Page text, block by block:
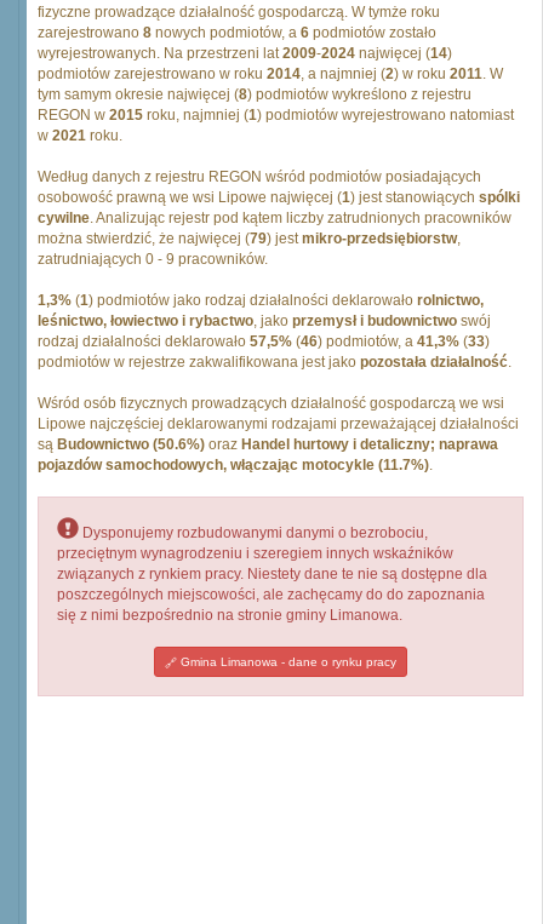
fizyczne prowadzące działalność gospodarczą. W tymże roku
zarejestrowano 8 nowych podmiotów, a 6 podmiotów zostało
wyrejestrowanych. Na przestrzeni lat2009-2024 najwięcej (14)
podmiotów zarejestrowano w roku 2014, a najmniej (2) w roku 2011. W
tym samym okresie najwięcej (8) podmiotów wykreślono z rejestru
REGON w 2015 roku, najmniej (1) podmiotów wyrejestrowano natomiast
w 2021 roku.
Według danych z rejestru REGON wśród podmiotów posiadających
osobowość prawną we wsi Lipowe najwięcej (1) jest stanowiących spólki
cywilne. Analizując rejestr pod kątem liczby zatrudnionych pracowników
można stwierdzić, że najwięcej (79) jestmikro-przedsiębiorstw,
zatrudniających 0 - 9 pracowników.
1,3% (1) podmiotów jako rodzaj działalności deklarowało rolnictwo,
leśnictwo, łowiectwo i rybactwo, jako przemysł i budownictwo swój
rodzaj działalności deklarowało 57,5% (46) podmiotów, a 41,3% (33)
podmiotów w rejestrze zakwalifikowana jest jako pozostała działalność.
Wśród osób fizycznych prowadzących działalność gospodarczą we wsi
Lipowe najczęściej deklarowanymi rodzajami przeważającej działalności
są Budownictwo (50.6%) oraz Handel hurtowy i detaliczny; naprawa
pojazdów samochodowych, włączając motocykle (11.7%).
Dysponujemy rozbudowanymi danymi o bezrobociu,
przeciętnym wynagrodzeniu i szeregiem innych wskaźników
związanych z rynkiem pracy. Niestety dane te nie są dostępne dla
poszczególnych miejscowości, ale zachęcamy do do zapoznania
się z nimi bezpośrednio na stronie gminy Limanowa.
Gmina Limanowa - dane o rynku pracy